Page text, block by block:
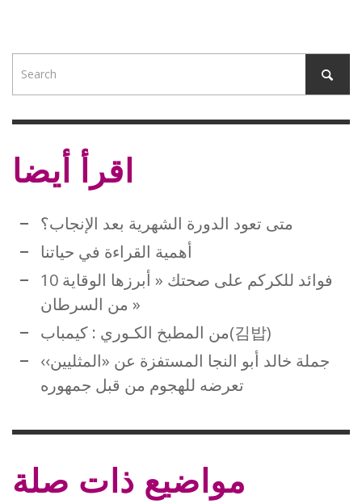
اقرأ أيضا
متى تعود الدورة الشهرية بعد الإنجاب؟
أهمية القراءة في حياتنا
10 فوائد للكركم على صحتك « أبرزها الوقاية
من السرطان »
من المطبخ الكـوري : كيمباب(김밥)
جملة خالد أبو النجا المستفزة عن «المثليين››
تعرضه للهجوم من قبل جمهوره
مواضيع ذات صلة